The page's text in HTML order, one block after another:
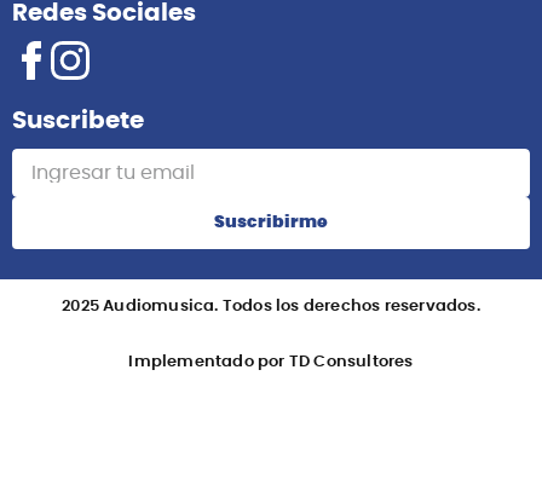
Redes Sociales
Suscribete
Suscribirme
2025 Audiomusica. Todos los derechos reservados.
Implementado por TD Consultores